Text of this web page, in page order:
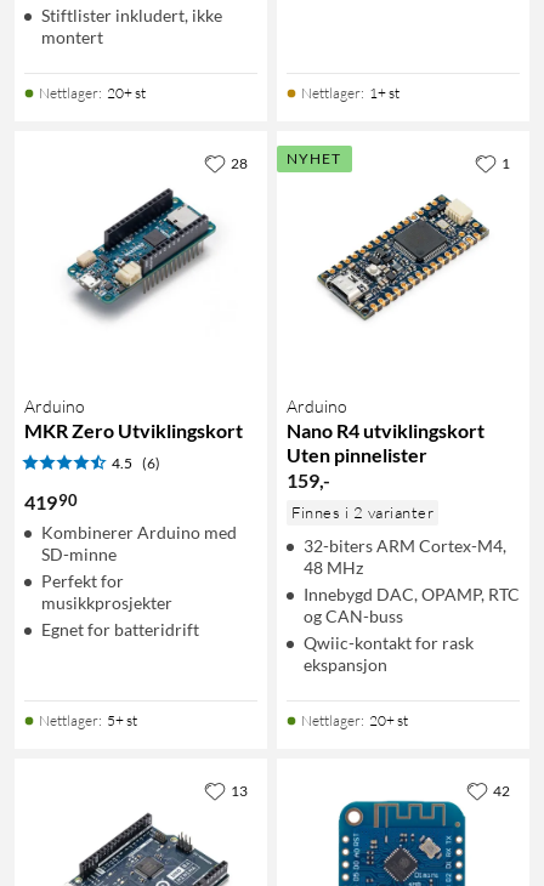
Stiftlister inkludert, ikke
montert
Nettlager: 20+ st Nettlager: 1+ st
Arduino
MKR Zero Utviklingskort
4.5 (6)
41990
Kombinerer Arduino med
SD-minne
Perfekt for
musikkprosjekter
Egnet for batteridrift
Nettlager: 5+ st
28 NYHET
Arduino
Nano R4 utviklingskort
Uten pinnelister
159,-
Finnes i 2 varianter
32-biters ARM Cortex-M4,
48 MHz
Innebygd DAC, OPAMP, RTC
og CAN-buss
Qwiic-kontakt for rask
ekspansjon
Nettlager: 20+ st
1
13 42